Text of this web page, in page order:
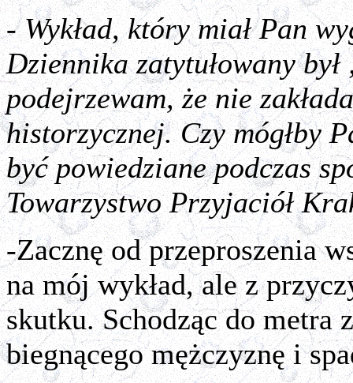
- Wykład, który miał Pan
Dziennika zatytułowany
podejrzewam, że nie
historzycznej. Czy mógłby
być powiedziane podczas
Towarzystwo Przyjaciół
-Zacznę od przeproszenia
na mój wykład, ale z
skutku. Schodząc do metra
biegnącego mężczyznę i